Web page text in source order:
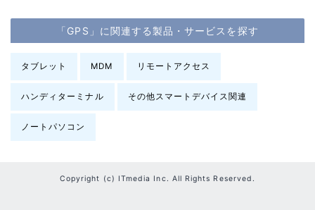
「GPS」に関連する製品・サービスを探す
タブレット MDM リモートアクセス
ハンディターミナル その他スマートデバイス関連
ノートパソコン
Copyright (c) ITmedia Inc. All Rights Reserved.